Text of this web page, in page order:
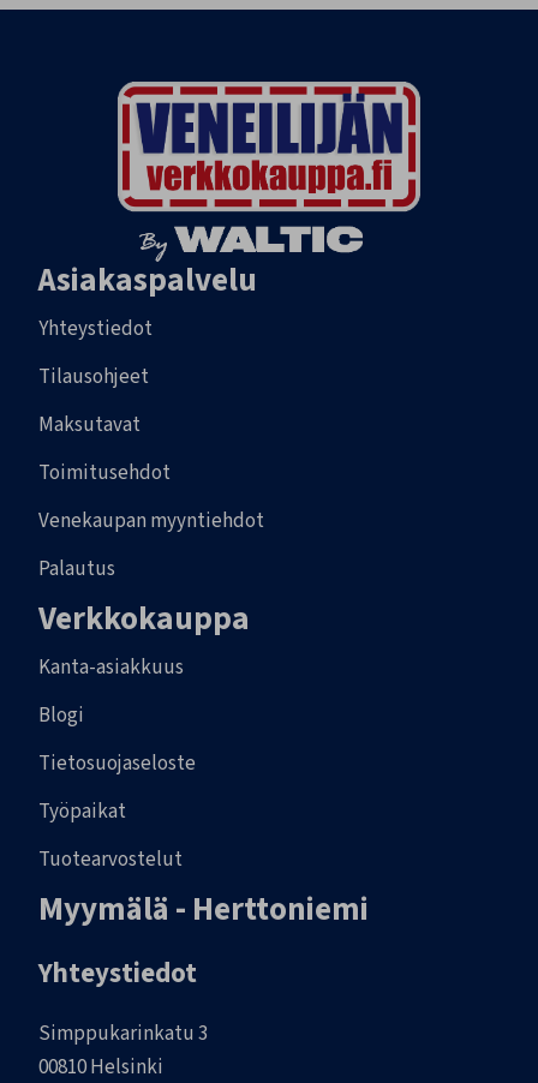
Asiakaspalvelu
Yhteystiedot
Tilausohjeet
Maksutavat
Toimitusehdot
Venekaupan myyntiehdot
Palautus
Verkkokauppa
Kanta-asiakkuus
Blogi
Tietosuojaseloste
Työpaikat
Tuotearvostelut
Myymälä - Herttoniemi
Yhteystiedot
Simppukarinkatu 3
00810 Helsinki